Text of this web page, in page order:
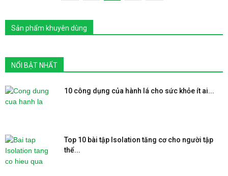
Sản phẩm khuyên dùng
NỔI BẬT NHẤT
10 công dụng của hành lá cho sức khỏe ít ai...
Top 10 bài tập Isolation tăng cơ cho người tập
thể...